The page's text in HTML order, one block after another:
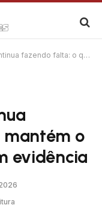
o que mantém o filme de Brad Pitt em evidência
mantém o
evidência